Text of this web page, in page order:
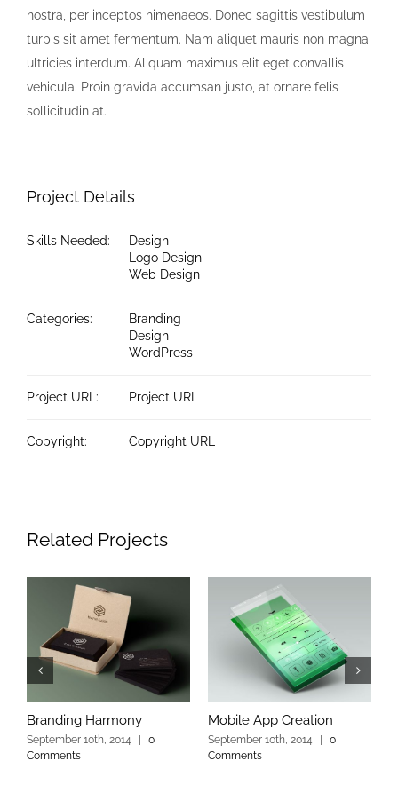
nostra, per inceptos himenaeos. Donec sagittis vestibulum
turpis sit amet fermentum. Nam aliquet mauris non magna
ultricies interdum. Aliquam maximus elit eget convallis
vehicula. Proin gravida accumsan justo, at ornare felis
sollicitudin at.
Project Details
Skills Needed:
Design
Logo Design
Web Design
Categories:
Branding
Design
WordPress
Project URL: Project URL
Copyright: Copyright URL
Related Projects
Branding Harmony
September 10th, 2014
0
Comments
Mobile App Creation
September 10th, 2014
0
Comments